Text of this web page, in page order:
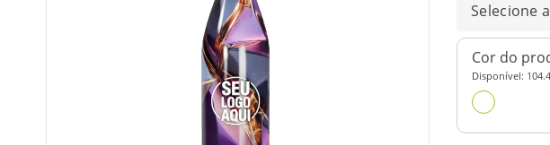
Selecione
Cor do
Disponível: